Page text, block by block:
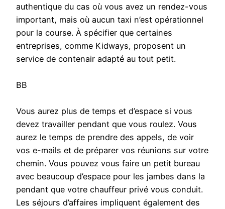
authentique du cas où vous avez un rendez-vous
important, mais où aucun taxi n’est opérationnel
pour la course. À spécifier que certaines
entreprises, comme Kidways, proposent un
service de contenair adapté au tout petit.
BB
Vous aurez plus de temps et d’espace si vous
devez travailler pendant que vous roulez. Vous
aurez le temps de prendre des appels, de voir
vos e-mails et de préparer vos réunions sur votre
chemin. Vous pouvez vous faire un petit bureau
avec beaucoup d’espace pour les jambes dans la
pendant que votre chauffeur privé vous conduit.
Les séjours d’affaires impliquent également des